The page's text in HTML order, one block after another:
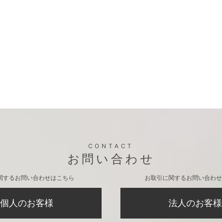
CONTACT
お問い合わせ
するお問い合わせはこちら
個人のお客様
お取引に関するお問い合わ
法人のお客様